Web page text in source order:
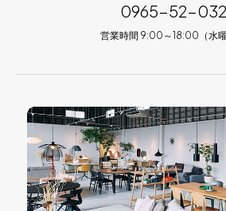
0965-52-
営業時間 9:00～18:00（水曜